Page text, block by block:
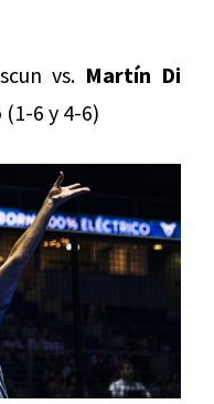
vs. Martín Di
(1-6 y 4-6)